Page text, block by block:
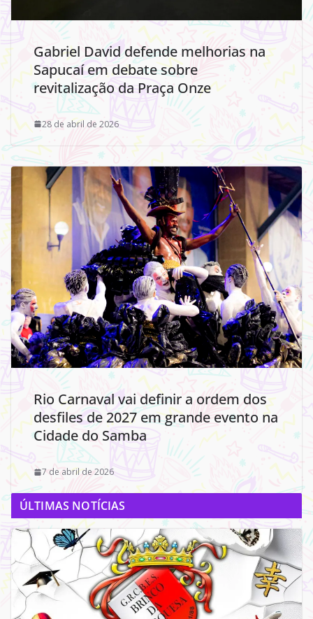
Gabriel David defende melhorias na
Sapucaí em debate sobre
revitalização da Praça Onze
28 de abril de 2026
Rio Carnaval vai definir a ordem dos
desfiles de 2027 em grande evento na
Cidade do Samba
7 de abril de 2026
ÚLTIMAS NOTÍCIAS